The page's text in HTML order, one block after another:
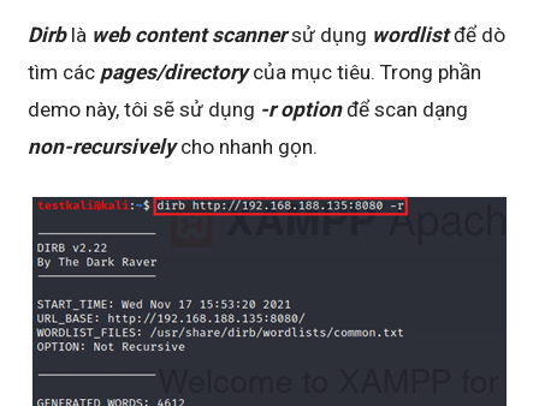
Dirblà web content scannersử dụng wordlistđể dò
tìm các pages/directorycủa mục tiêu. Trong phần
demo này, tôi sẽ sử dụng -r optionđể scan dạng
non-recursivelycho nhanh gọn.